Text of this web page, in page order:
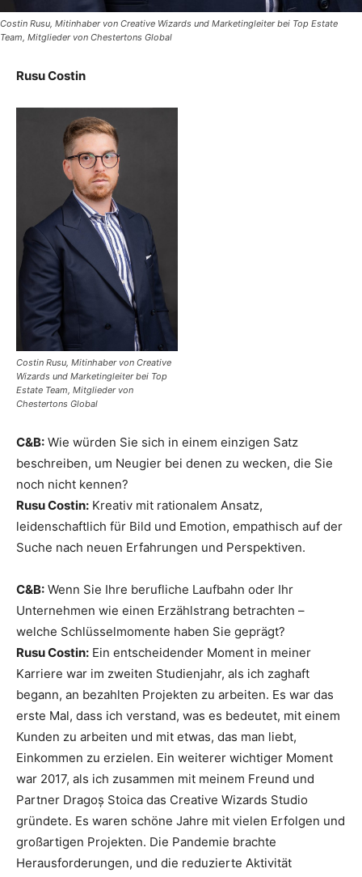
Costin Rusu, Mitinhaber von Creative Wizards und Marketingleiter bei Top Estate
Team, Mitglieder von Chestertons Global
Rusu Costin
Costin Rusu, Mitinhaber von Creative
Wizards und Marketingleiter bei Top
Estate Team, Mitglieder von
Chestertons Global
C&B: Wie würden Sie sich in einem einzigen Satz
beschreiben, um Neugier bei denen zu wecken, die Sie
noch nicht kennen?
Rusu Costin: Kreativ mit rationalem Ansatz,
leidenschaftlich für Bild und Emotion, empathisch auf der
Suche nach neuen Erfahrungen und Perspektiven.
C&B: Wenn Sie Ihre berufliche Laufbahn oder Ihr
Unternehmen wie einen Erzählstrang betrachten –
welche Schlüsselmomente haben Sie geprägt?
Rusu Costin: Ein entscheidender Moment in meiner
Karriere war im zweiten Studienjahr, als ich zaghaft
begann, an bezahlten Projekten zu arbeiten. Es war das
erste Mal, dass ich verstand, was es bedeutet, mit einem
Kunden zu arbeiten und mit etwas, das man liebt,
Einkommen zu erzielen. Ein weiterer wichtiger Moment
war 2017, als ich zusammen mit meinem Freund und
Partner Dragoș Stoica das Creative Wizards Studio
gründete. Es waren schöne Jahre mit vielen Erfolgen und
großartigen Projekten. Die Pandemie brachte
Herausforderungen, und die reduzierte Aktivität